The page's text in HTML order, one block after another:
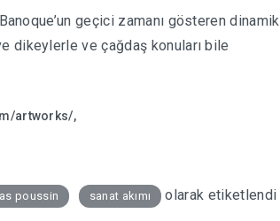
geçici zamanı gösteren dinamik
dikeylerle ve çağdaş konuları bile
artworks/,
poussin sanat akımı olarak etiketlendi